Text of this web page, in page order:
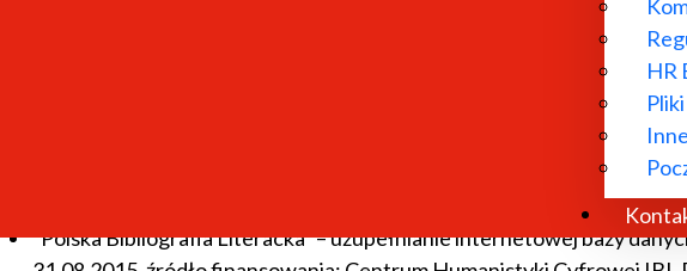
HR
Bibliografia polskiej internetowej kultury cyfrowej wraz z katalogiem
(NPRH/DN/SP/495736/2021/10), czas realizacji: 2023-2026,
Infrastruktura bazodanowa Polskiej Bibliografii Literackiej –
anotowanie, parsowanie i kontrola jakości danych pochodzących z
"Polska Bibliografia Literacka – laboratorium wiedzy o
źródło finansowania: Narodowy Program Rozwoju Humanistyki
nowa internetowa baza danych "Polskiej Bibliografii Literackiej" (Zob.
"Polska Bibliografia Literacka" – uzupełnianie internetowej bazy